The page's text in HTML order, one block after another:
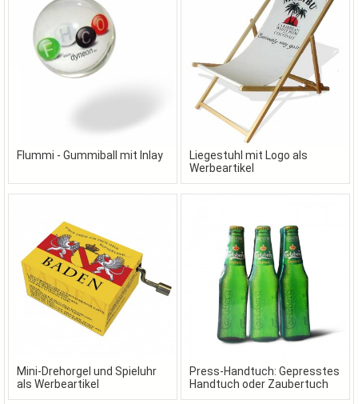
Flummi - Gummiball mit Inlay
Liegestuhl mit Logo als
Werbeartikel
Mini-Drehorgel und Spieluhr
als Werbeartikel
Press-Handtuch: Gepresstes
Handtuch oder Zaubertuch
als Werbeartikel